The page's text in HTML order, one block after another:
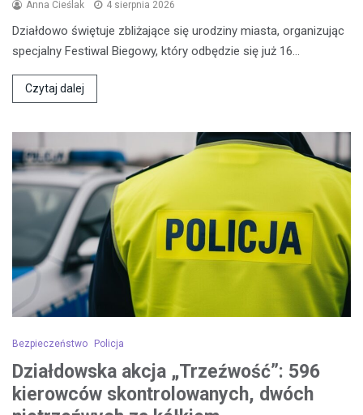
Anna Cieślak 4 sierpnia 2026
Działdowo świętuje zbliżające się urodziny miasta, organizując
specjalny Festiwal Biegowy, który odbędzie się już 16…
Czytaj dalej
Bezpieczeństwo Policja
Działdowska akcja „Trzeźwość”: 596
kierowców skontrolowanych, dwóch